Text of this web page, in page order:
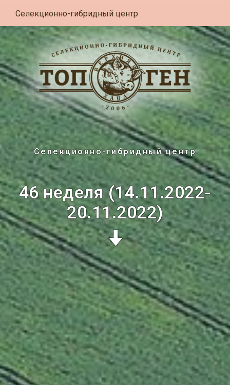
Селекционно-гибридный центр
Селекционно-гибридный центр
46 неделя (14.11.2022-
20.11.2022)